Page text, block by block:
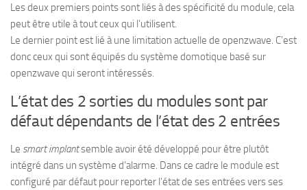
Les deux premiers points sont liés à des spécificité du module, cela
peut être utile à tout ceux qui l’utilisent.
Le dernier point est lié à une limitation actuelle de openzwave. C’est
donc ceux qui sont équipés du système domotique basé sur
openzwave qui seront intéressés.
L’état des 2 sorties du modules sont par
défaut dépendants de l’état des 2 entrées
Le smart implantsemble avoir été développé pour être plutôt
intégré dans un système d’alarme. Dans ce cadre le module est
configuré par défaut pour reporter l’état de ses entrées vers ses